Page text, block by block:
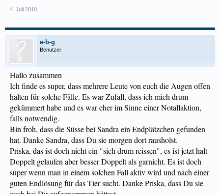
4. Juli 2010
e-b-g
Benutzer
Hallo zusammen
Ich finde es super, dass mehrere Leute von euch die Augen offen
halten für solche Fälle. Es war Zufall, dass ich mich drum
gekümmert habe und es war eher im Sinne einer Notallaktion,
falls notwendig.
Bin froh, dass die Süsse bei Sandra ein Endplätzchen gefunden
hat. Danke Sandra, dass Du sie morgen dort rausholst.
Priska, das ist doch nicht ein "sich drum reissen", es ist jetzt halt
Doppelt gelaufen aber besser Doppelt als garnicht. Es ist doch
super wenn man in einem solchen Fall aktiv wird und nach einer
guten Endlösung für das Tier sucht. Danke Priska, dass Du sie